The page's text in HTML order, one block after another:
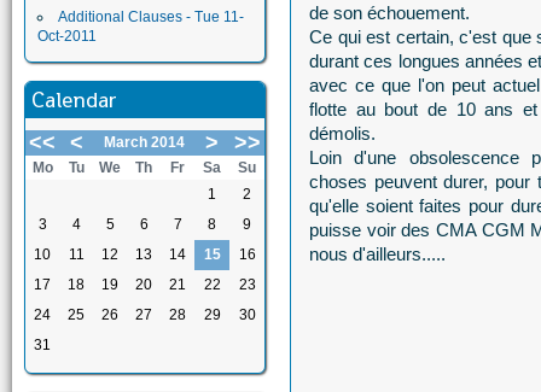
Additional Clauses - Tue 11-
Oct-2011
Calendar
<< < March 2014 > >>
Mo Tu We Th Fr Sa
Su
1
2
3
4 5 6 7 8
9
10
11 12 13 14 15
16
17
18 19 20 21 22
23
24
25 26 27 28 29
30
31
de son échouement.
Ce qui est certain, c'est que
durant ces longues années
avec ce que l'on peut
flotte au bout de 10 ans
démolis.
Loin d'une obsolescence
choses peuvent durer, pour
qu'elle soient faites pour
puisse voir des CMA CGM
nous d'ailleurs.....